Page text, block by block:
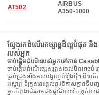
AT502
AIRBUS
A350-1000
ស្វែងរកដំណើរកម្សាន្តដ៏ល្អបំផុត
របស់អ្នក
ចាប់ផ្តើមដំណើររបស់អ្នកទៅកាន់
ចាប់ផ្តើមដំណើរផ្សងព្រេងដែលមិនអាច
គ្រប់ជ្រុងទាំងអស់បង្ហាញពីរឿងថ្មី។ ពីប
អស្ចារ្យ ទីក្រុងនេះផ្តល់នូវឱកាសគ្មានទីប
អ្នកកំពុងដើរតាមដងផ្លូវដ៏រស់រវើក ភ្លក់